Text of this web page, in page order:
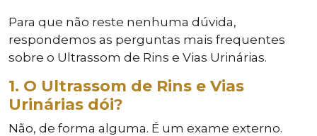
Para que não reste nenhuma dúvida,
respondemos as perguntas mais frequentes
sobre o Ultrassom de Rins e Vias Urinárias.
1. O Ultrassom de Rins e Vias
Urinárias dói?
Não, de forma alguma. É um exame externo.